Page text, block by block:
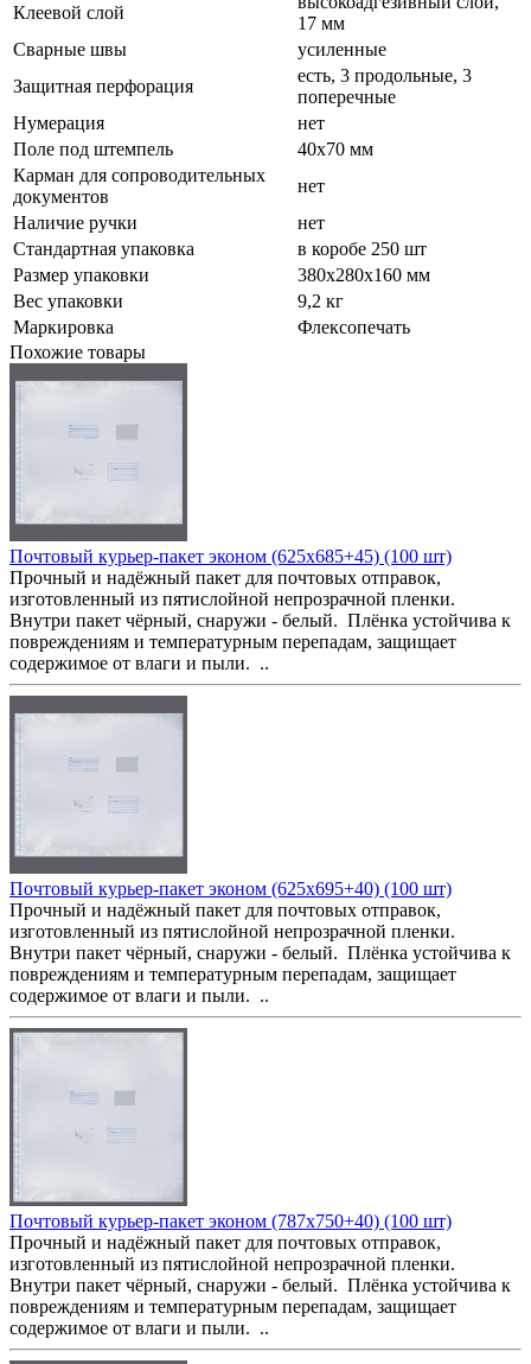
Клеевой слой
17 мм
Сварные швы
усиленные
Защитная перфорация
есть, 3 продольные, 3
поперечные
Нумерация
нет
Поле под штемпель
40x70 мм
Карман для сопроводительных
документов
нет
Наличие ручки
нет
Стандартная упаковка
в коробе 250 шт
Размер упаковки
380x280x160 мм
Вес упаковки
9,2 кг
Маркировка
Флексопечать
Похожие товары
Почтовый курьер-пакет эконом (625x685+45) (100 шт)
Прочный и надёжный пакет для почтовых отправок,
изготовленный из пятислойной непрозрачной пленки.
Внутри пакет чёрный, снаружи - белый. Плёнка устойчива к
повреждениям и температурным перепадам, защищает
содержимое от влаги и пыли. ..
Почтовый курьер-пакет эконом (625x695+40) (100 шт)
Прочный и надёжный пакет для почтовых отправок,
изготовленный из пятислойной непрозрачной пленки.
Внутри пакет чёрный, снаружи - белый. Плёнка устойчива к
повреждениям и температурным перепадам, защищает
содержимое от влаги и пыли. ..
Почтовый курьер-пакет эконом (787x750+40) (100 шт)
Прочный и надёжный пакет для почтовых отправок,
изготовленный из пятислойной непрозрачной пленки.
Внутри пакет чёрный, снаружи - белый. Плёнка устойчива к
повреждениям и температурным перепадам, защищает
содержимое от влаги и пыли. ..